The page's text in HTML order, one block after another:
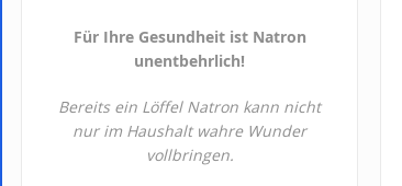
Für Ihre Gesundheit ist Natron
unentbehrlich!
Bereits ein Löffel Natron kann nicht
nur im Haushalt wahre Wunder
vollbringen.